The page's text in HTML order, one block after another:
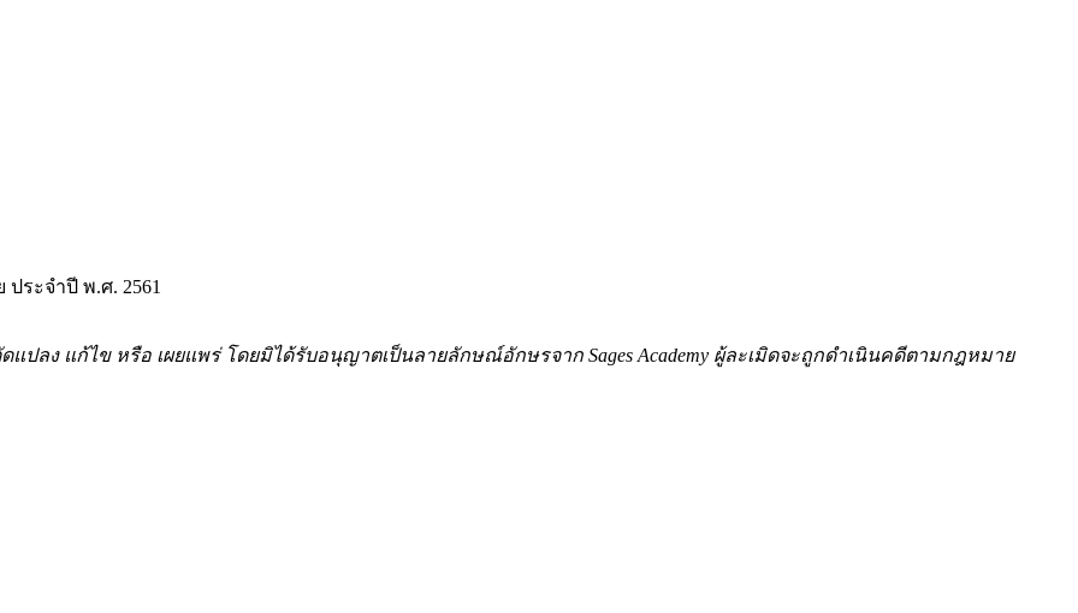
ระจำปี พ.ศ. 2561
แปลง แก้ไข หรือ เผยแพร่ โดยมิได้รับอนุญาตเป็นลายลักษณ์อักษรจาก Sages Academy ผู้ละเมิดจะถูกดำเนินคดีตามกฎหมาย